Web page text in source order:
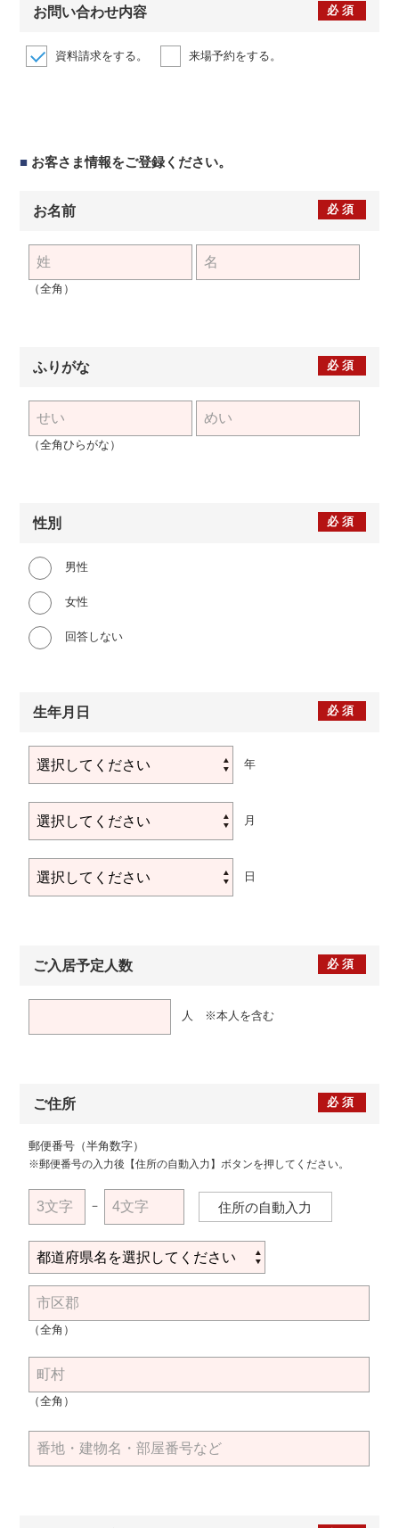
お問い合わせ内容 必須
資料請求をする。 来場予約をする。
■ お客さま情報をご登録ください。
必須
お名前
（全角）
必須
ふりがな
（全角ひらがな）
必須
性別
男性
女性
回答しない
必須
生年月日
年
月
日
必須
ご入居予定人数
人 ※本人を含む
必須
ご住所
郵便番号（半角数字）
※郵便番号の入力後【住所の自動入力】ボタンを押してください。
－ 住所の自動入力
（全角）
（全角）